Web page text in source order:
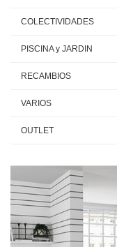
COLECTIVIDADES
PISCINA y JARDIN
RECAMBIOS
VARIOS
OUTLET